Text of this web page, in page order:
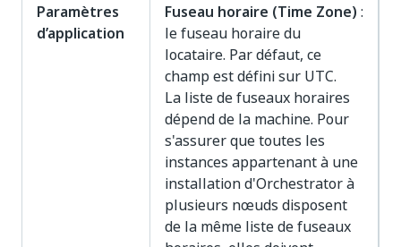
Paramètres
d’application
Fuseau horaire (Time Zone) :
le fuseau horaire du
locataire. Par défaut, ce
champ est défini sur UTC.
La liste de fuseaux horaires
dépend de la machine. Pour
s'assurer que toutes les
instances appartenant à une
installation d'Orchestrator à
plusieurs nœuds disposent
de la même liste de fuseaux